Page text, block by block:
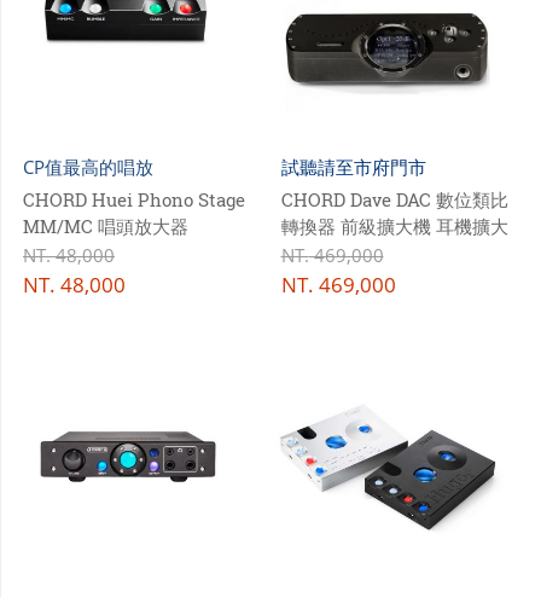
CP值最高的唱放
CHORD Huei Phono Stage
MM/MC 唱頭放大器
NT.48,000
NT. 48,000
試聽請至市府門市
CHORD Dave DAC 數位類比
轉換器 前級擴大機 耳機擴大
機
NT.469,000
NT. 469,000